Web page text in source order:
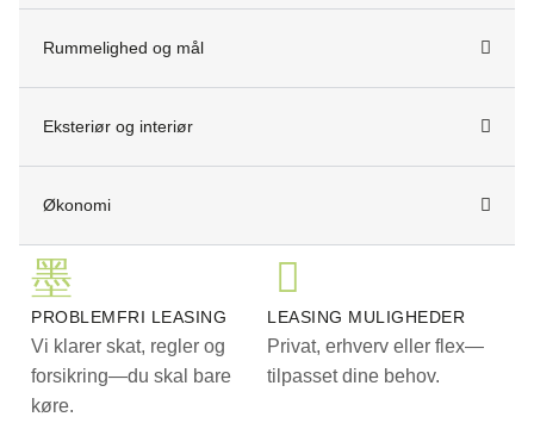
Rummelighed og mål
Eksteriør og interiør
Økonomi
PROBLEMFRI LEASING
Vi klarer skat, regler og
forsikring—du skal bare
køre.
LEASING MULIGHEDER
Privat, erhverv eller flex—
tilpasset dine behov.